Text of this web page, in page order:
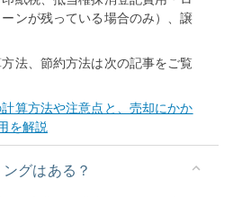
ンが残っている場合のみ）、譲
法、節約方法は次の記事をご覧
算方法や注意点と、売却にかか
を解説
グはある？